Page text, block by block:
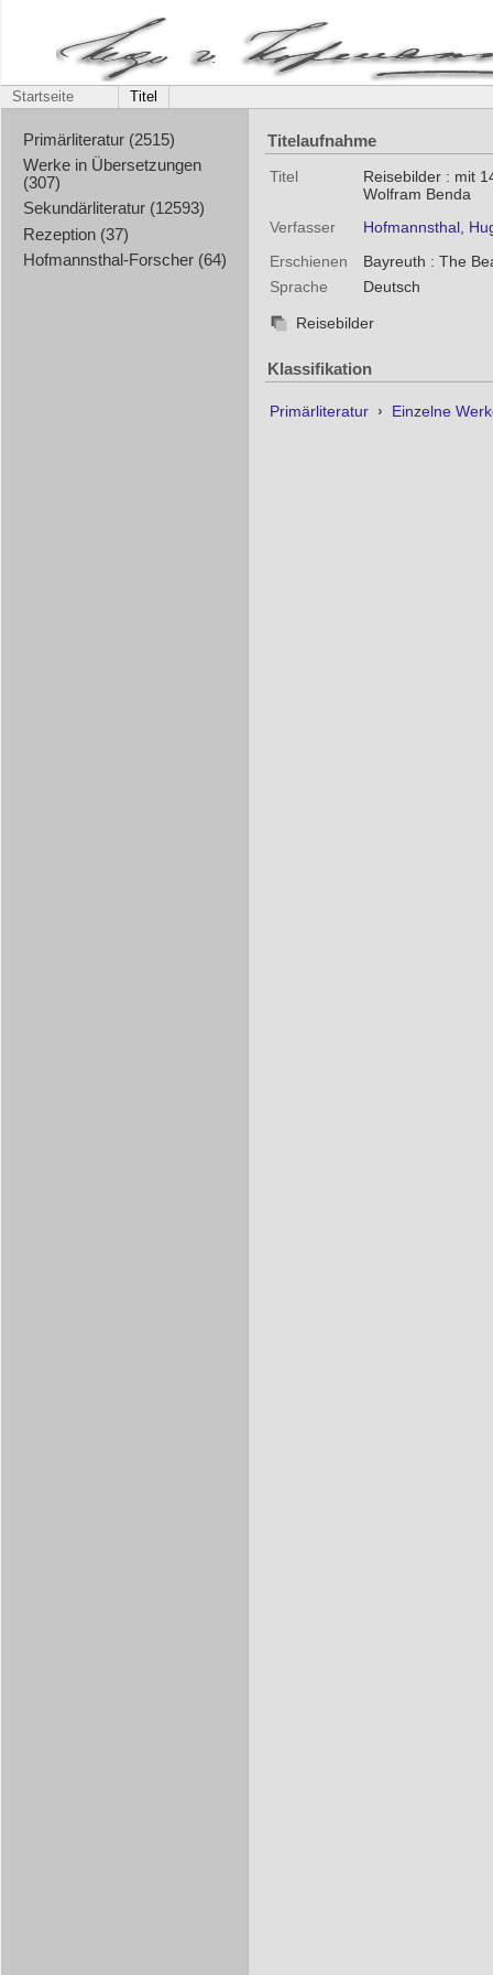
Startseite Titel
Primärliteratur (2515)
Werke in Übersetzungen
(307)
Sekundärliteratur (12593)
Rezeption (37)
Hofmannsthal-Forscher (64)
Titelaufnahme
Titel
Reisebilder : mit
Wolfram Benda
Verfasser
Hofmannsthal,
Erschienen
Bayreuth : The
Sprache
Deutsch
Reisebilder
Klassifikation
Primärliteratur › Einzelne